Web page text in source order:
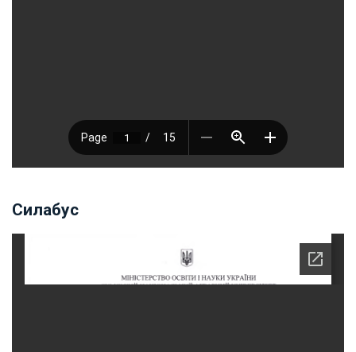
Силабус